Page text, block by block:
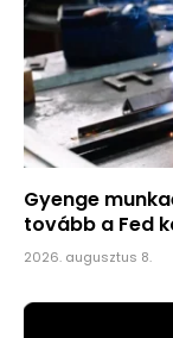
Gyenge
tovább a Fed
2026. augusztus 8.